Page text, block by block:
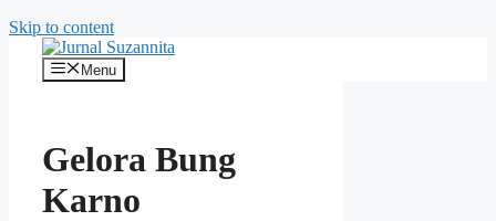
Skip to content
Menu
Gelora Bung
Karno